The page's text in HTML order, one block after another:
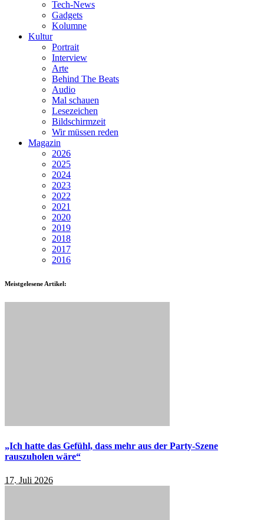
Tech-News
Gadgets
Kolumne
Kultur
Portrait
Interview
Arte
Behind The Beats
Audio
Mal schauen
Lesezeichen
Bildschirmzeit
Wir müssen reden
Magazin
2026
2025
2024
2023
2022
2021
2020
2019
2018
2017
2016
Meistgelesene Artikel:
„Ich hatte das Gefühl, dass mehr aus der Party-Szene
rauszuholen wäre“
17. Juli 2026